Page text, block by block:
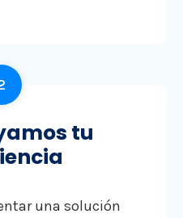
tu
una solución